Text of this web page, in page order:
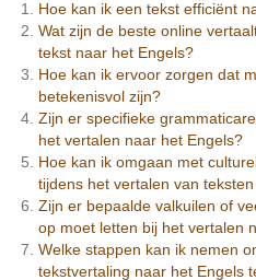
Hoe kan ik een tekst efficiënt
Wat zijn de beste online
tekst naar het Engels?
Hoe kan ik ervoor zorgen dat
betekenisvol zijn?
Zijn er specifieke
het vertalen naar het Engels?
Hoe kan ik omgaan met
tijdens het vertalen van
Zijn er bepaalde valkuilen of
op moet letten bij het vertalen
Welke stappen kan ik nemen
tekstvertaling naar het Engels